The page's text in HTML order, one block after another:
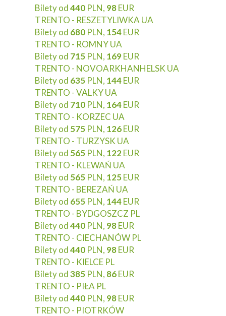
Bilety od440 PLN, 98EUR
TRENTO - RESZETYLIWKA UA
Bilety od 680 PLN, 154EUR
TRENTO - ROMNY UA
Bilety od 715 PLN, 169EUR
TRENTO - NOVOARKHANHELSK UA
Bilety od 635 PLN, 144EUR
TRENTO - VALKY UA
Bilety od 710 PLN, 164EUR
TRENTO - KORZEC UA
Bilety od 575 PLN, 126EUR
TRENTO - TURZYSK UA
Bilety od 565 PLN, 122EUR
TRENTO - KLEWAŃ UA
Bilety od 565 PLN, 125EUR
TRENTO - BEREZAŃ UA
Bilety od 655 PLN, 144EUR
TRENTO - BYDGOSZCZ PL
Bilety od440 PLN, 98EUR
TRENTO - CIECHANÓW PL
Bilety od440 PLN, 98EUR
TRENTO - KIELCE PL
Bilety od385 PLN, 86EUR
TRENTO - PIŁA PL
Bilety od440 PLN, 98EUR
TRENTO - PIOTRKÓW